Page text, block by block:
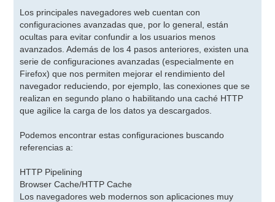
Los principales navegadores web cuentan con
configuraciones avanzadas que, por lo general, están
ocultas para evitar confundir a los usuarios menos
avanzados. Además de los 4 pasos anteriores, existen una
serie de configuraciones avanzadas (especialmente en
Firefox) que nos permiten mejorar el rendimiento del
navegador reduciendo, por ejemplo, las conexiones que se
realizan en segundo plano o habilitando una caché HTTP
que agilice la carga de los datos ya descargados.
Podemos encontrar estas configuraciones buscando
referencias a:
HTTP Pipelining
Browser Cache/HTTP Cache
Los navegadores web modernos son aplicaciones muy